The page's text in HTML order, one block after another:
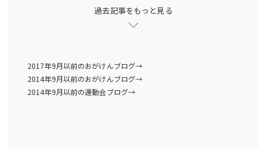
過去記事をもっと見る
2017年9月以前のおがけんブログ→
2014年9月以前のおがけんブログ→
2014年9月以前の運動会ブログ→